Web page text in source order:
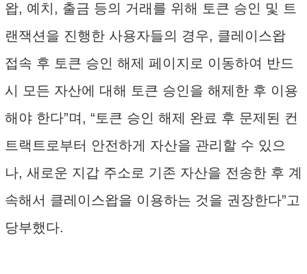
왑, 예치, 출금 등의 거래를 위해 토큰 승인 및 트
랜잭션을 진행한 사용자들의 경우, 클레이스왑
접속 후 토큰 승인 해제 페이지로 이동하여 반드
시 모든 자산에 대해 토큰 승인을 해제한 후 이용
해야 한다”며, “토큰 승인 해제 완료 후 문제된 컨
트랙트로부터 안전하게 자산을 관리할 수 있으
나, 새로운 지갑 주소로 기존 자산을 전송한 후 계
속해서 클레이스왑을 이용하는 것을 권장한다”고
당부했다.